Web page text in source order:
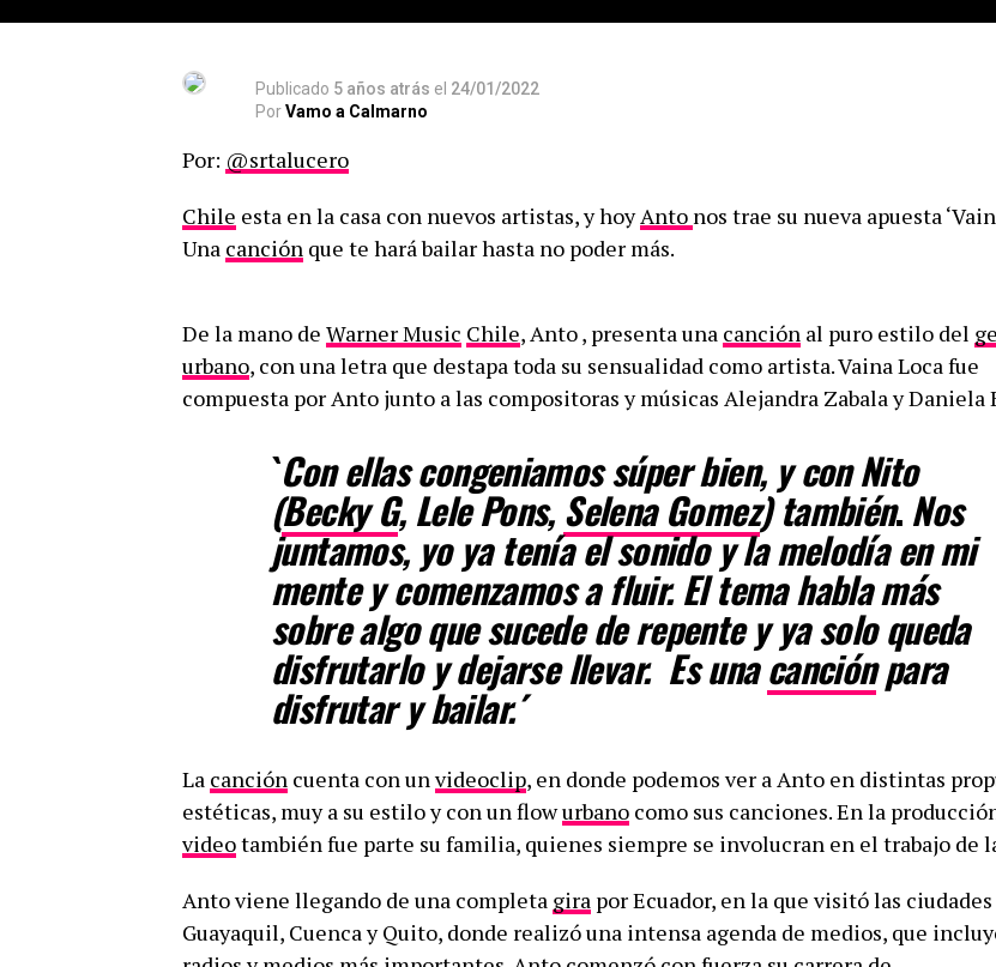
Publicado 5 años atrás el 24/01/2022
PorVamo a Calmarno
Por: @srtalucero
Chile esta en la casa con nuevos artistas, y hoyAnto nos trae su nueva apuesta
Una canción que te hará bailar hasta no poder más.
De la mano de Warner Music Chile, Anto , presenta una canción al puro estilo del
urbano, con una letra que destapa toda su sensualidad como artista. Vaina Loca fue
compuesta por Anto junto a las compositoras y músicas Alejandra Zabala y Daniela
`Con ellas congeniamos súper bien, y con Nito
(Becky G, Lele Pons, Selena Gomez) también. Nos
juntamos, yo ya tenía el sonido y la melodía en mi
mente y comenzamos a fluir. El tema habla más
sobre algo que sucede de repente y ya solo queda
disfrutarlo y dejarse llevar. Es unacanciónpara
disfrutar y bailar.´
La canción cuenta con unvideoclip, en donde podemos ver a Anto en distintas
estéticas, muy a su estilo y con un flowurbano como sus canciones. En la
videotambién fue parte su familia, quienes siempre se involucran en el trabajo de
Anto viene llegando de una completa gira por Ecuador, en la que visitó las ciudades
Guayaquil, Cuenca y Quito, donde realizó una intensa agenda de medios, que